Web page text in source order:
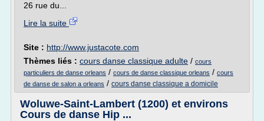
26 rue du...
Lire la suite
Site : http://www.justacote.com
Thèmes liés : cours danse classique adulte / cours
particuliers de danse orleans / cours de danse classique orleans / cours
de danse de salon a orleans / cours danse classique a domicile
Woluwe-Saint-Lambert (1200) et environs
Cours de danse Hip ...